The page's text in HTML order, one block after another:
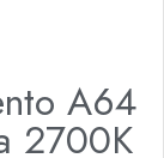
A64
2700K